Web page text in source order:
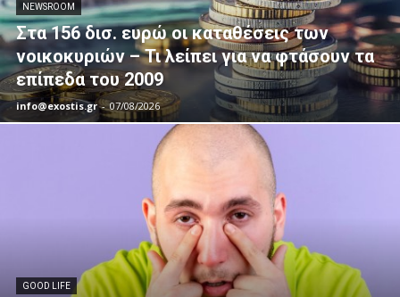
NEWSROOM
Στα 156 δισ. ευρώ οι καταθέσεις των
νοικοκυριών – Τι λείπει για να φτάσουν τα
επίπεδα του 2009
info@exostis.gr - 07/08/2026
GOOD LIFE